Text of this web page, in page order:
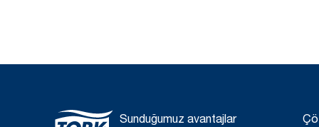
Sunduğumuz avantajlar